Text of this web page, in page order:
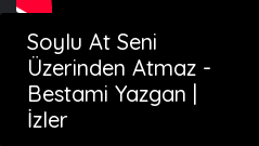
Soylu At Seni
Üzerinden Atmaz -
Bestami Yazgan |
İzler